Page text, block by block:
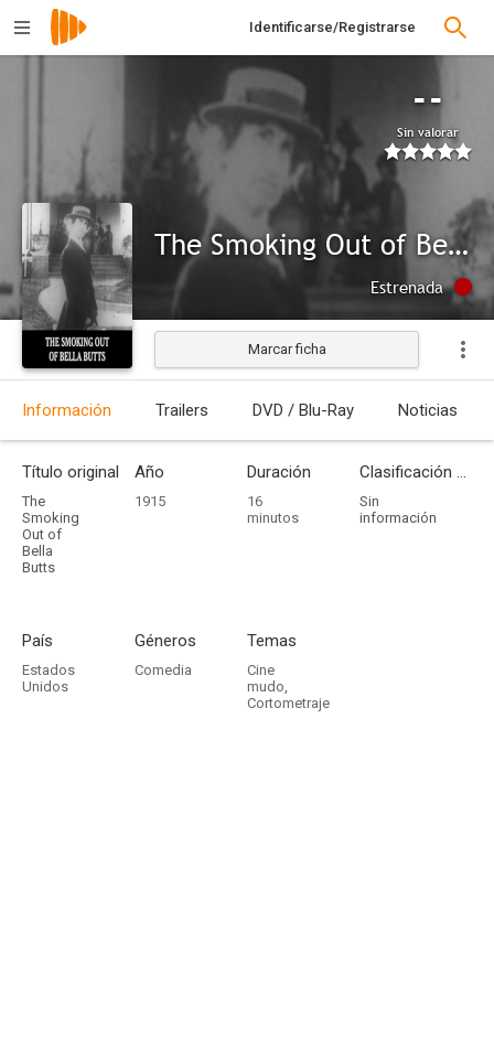
Identificarse/Registrarse
--
Sin valorar
The Smoking Out of Bella Butts
Estrenada
Marcar ficha
Información Trailers DVD / Blu-Ray Noticias
Título original
The
Smoking
Out of
Bella
Butts
Año
1915
Duración
16
minutos
Clasificación por edades
Sin
información
País
Estados
Unidos
Géneros
Comedia
Temas
Cine
mudo,
Cortometraje